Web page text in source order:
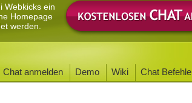
Webkicks ein
Homepage
werden.
Chat anmelden Demo Wiki Chat Befehle